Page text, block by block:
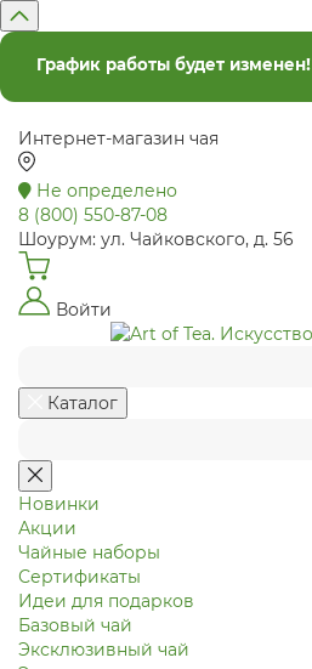
График работы будет изменен!
Интернет-магазин чая
Не определено
8 (800) 550-87-08
Шоурум: ул. Чайковского, д. 56
Войти
Каталог
Новинки
Акции
Чайные наборы
Сертификаты
Идеи для подарков
Базовый чай
Эксклюзивный чай